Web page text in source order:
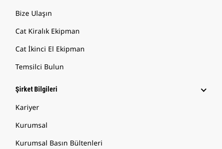
Bize Ulaşın
Cat Kiralık Ekipman
Cat İkinci El Ekipman
Temsilci Bulun
Şirket Bilgileri
Kariyer
Kurumsal
Kurumsal Basın Bültenleri